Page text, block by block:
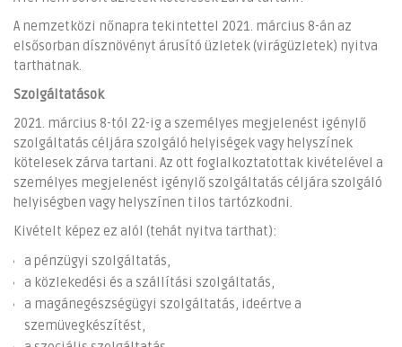
A nemzetközi nőnapra tekintettel 2021. március 8-án az
elsősorban dísznövényt árusító üzletek (virágüzletek) nyitva
tarthatnak.
Szolgáltatások
2021. március 8-tól 22-ig a személyes megjelenést igénylő
szolgáltatás céljára szolgáló helyiségek vagy helyszínek
kötelesek zárva tartani. Az ott foglalkoztatottak kivételével a
személyes megjelenést igénylő szolgáltatás céljára szolgáló
helyiségben vagy helyszínen tilos tartózkodni.
Kivételt képez ez alól (tehát nyitva tarthat):
a pénzügyi szolgáltatás,
a közlekedési és a szállítási szolgáltatás,
a magánegészségügyi szolgáltatás, ideértve a
szemüvegkészítést,